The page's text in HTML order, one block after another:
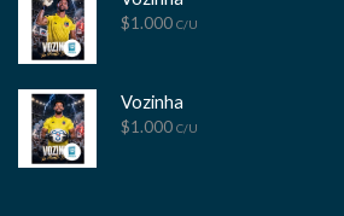
$1.000 C/U
Vozinha
$1.000 C/U